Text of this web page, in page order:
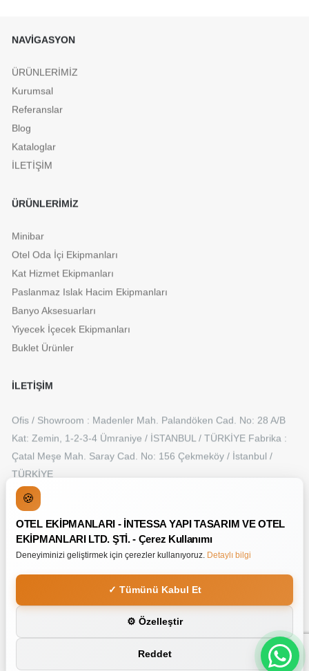
NAVİGASYON
ÜRÜNLERİMİZ
Kurumsal
Referanslar
Blog
Kataloglar
İLETİŞİM
ÜRÜNLERİMİZ
Minibar
Otel Oda İçi Ekipmanları
Kat Hizmet Ekipmanları
Paslanmaz Islak Hacim Ekipmanları
Banyo Aksesuarları
Yiyecek İçecek Ekipmanları
Buklet Ürünler
İLETİŞİM
Ofis / Showroom : Madenler Mah. Palandöken Cad. No: 28 A/B
Kat: Zemin, 1-2-3-4 Ümraniye / İSTANBUL / TÜRKİYE Fabrika :
Çatal Meşe Mah. Saray Cad. No: 156 Çekmeköy / İstanbul /
TÜRKİYE
+90 216 315 50 55
web@intessa.com.tr
Copyright © JVD Alteo Saç Kurutma Makinesi - Siyah Mat
Tasarım
Made ByLine And Frame
🍪
OTEL EKİPMANLARI - İNTESSA YAPI TASARIM VE OTEL
EKİPMANLARI LTD. ŞTİ. - Çerez Kullanımı
Deneyiminizi geliştirmek için çerezler kullanıyoruz. Detaylı bilgi
✓ Tümünü Kabul Et
⚙ Özelleştir
Reddet